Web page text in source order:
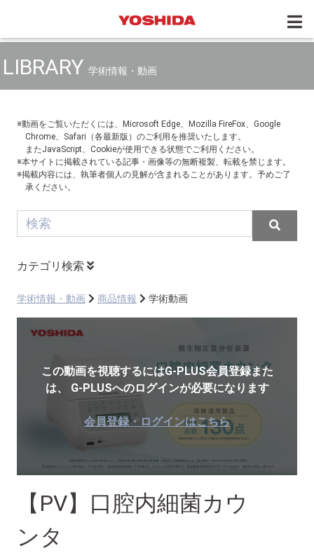
LIBRARY 学術情報・動画
※動画をご覧いただくには、Microsoft Edge、Mozilla FireFox、Google
Chrome、Safari（各最新版）のご利用を推奨いたします。
またJavaScript、Cookieが使用できる状態でご利用ください。
※本サイトに掲載されている記事・画像等の無断複製、転載を禁じます。
※掲載内容には、執筆者個人の見解が含まれることがあります。予めご了
承ください。
カテゴリ検索
学術情報・動画 商品情報 学術動画
この動画を視聴するにはG-PLUS会員登録また
は、
G-PLUSへのログインが必要になります
会員登録・ログインはこちら
【PV】口腔内細菌カウ
ンタ